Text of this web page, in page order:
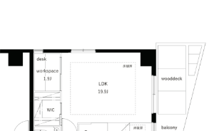
コンロと一体になり、作る人と
同じ場に集えるつくり。調理し
るので、お子さまの見守りやホ
も相性が良さそうです。